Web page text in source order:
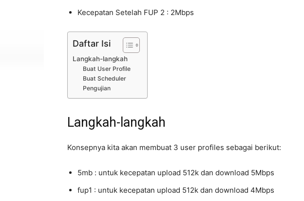
Kecepatan Setelah FUP 2 : 2Mbps
Daftar Isi
Langkah-langkah
Buat User Profile
Buat Scheduler
Pengujian
Langkah-langkah
Konsepnya kita akan membuat 3 user profiles sebagai berikut:
5mb : untuk kecepatan upload 512k dan download 5Mbps
fup1 : untuk kecepatan upload 512k dan download 4Mbps